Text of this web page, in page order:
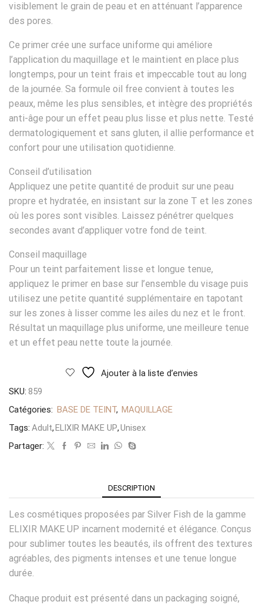
visiblement le grain de peau et en atténuant l’apparence
des pores.
Ce primer crée une surface uniforme qui améliore
l’application du maquillage et le maintient en place plus
longtemps, pour un teint frais et impeccable tout au long
de la journée. Sa formule oil free convient à toutes les
peaux, même les plus sensibles, et intègre des propriétés
anti-âge pour un effet peau plus lisse et plus nette. Testé
dermatologiquement et sans gluten, il allie performance et
confort pour une utilisation quotidienne.
Conseil d’utilisation
Appliquez une petite quantité de produit sur une peau
propre et hydratée, en insistant sur la zone T et les zones
où les pores sont visibles. Laissez pénétrer quelques
secondes avant d’appliquer votre fond de teint.
Conseil maquillage
Pour un teint parfaitement lisse et longue tenue,
appliquez le primer en base sur l’ensemble du visage puis
utilisez une petite quantité supplémentaire en tapotant
sur les zones à lisser comme les ailes du nez et le front.
Résultat un maquillage plus uniforme, une meilleure tenue
et un effet peau nette toute la journée.
Ajouter à la liste d’envies
SKU: 859
Catégories: BASE DE TEINT, MAQUILLAGE
Tags: Adult,ELIXIR MAKE UP,Unisex
Partager:
DESCRIPTION
Les cosmétiques proposées par Silver Fish de la gamme
ELIXIR MAKE UP incarnent modernité et élégance. Conçus
pour sublimer toutes les beautés, ils offrent des textures
agréables, des pigments intenses et une tenue longue
durée.
Chaque produit est présenté dans un packaging soigné,